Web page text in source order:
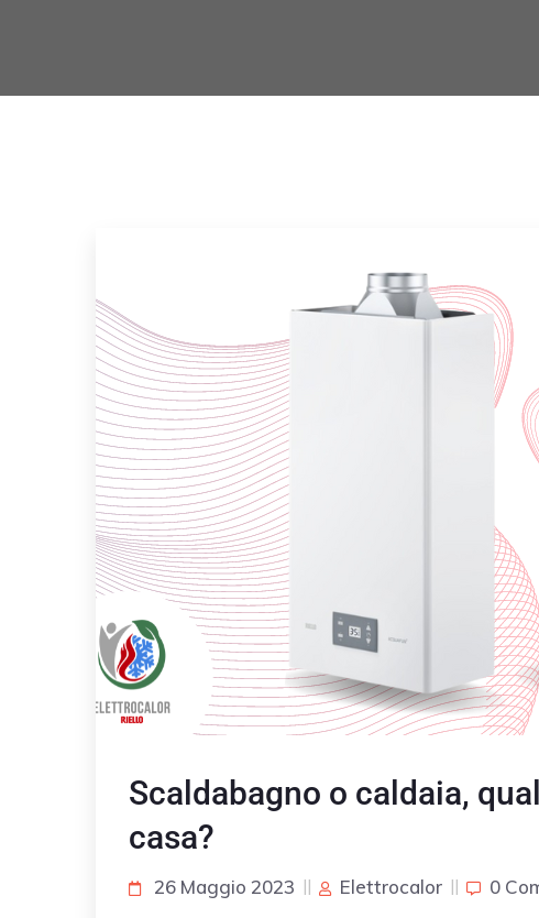
Scaldabagno o caldaia,
casa?
26 Maggio 2023 Elettrocalor 0